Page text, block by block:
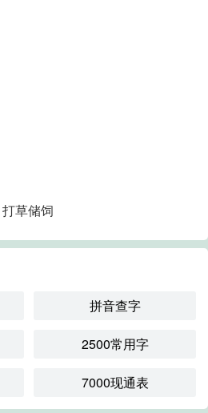
草储饲
拼音查字
2500常用字
7000现通表